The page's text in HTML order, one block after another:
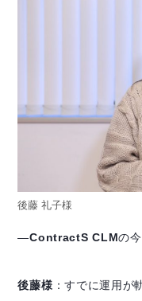
後藤 礼子様
―ContractS CLMの
後藤様 ：すでに運用が